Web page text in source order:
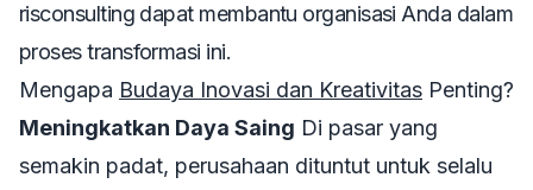
risconsulting dapat membantu organisasi Anda dalam
proses transformasi ini.
Mengapa Budaya Inovasi dan Kreativitas Penting?
Meningkatkan Daya Saing Di pasar yang
semakin padat, perusahaan dituntut untuk selalu